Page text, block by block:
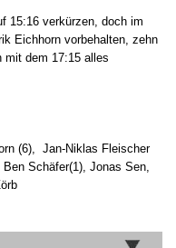
15:16 verkürzen, doch im
Eichhorn vorbehalten, zehn
mit dem 17:15 alles
(6), Jan-Niklas Fleischer
Schäfer(1), Jonas Sen,